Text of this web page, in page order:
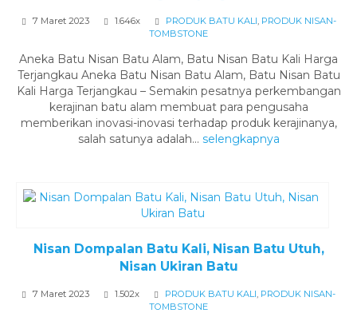
7 Maret 2023 1.646x PRODUK BATU KALI, PRODUK NISAN-
TOMBSTONE
Aneka Batu Nisan Batu Alam, Batu Nisan Batu Kali Harga
Terjangkau Aneka Batu Nisan Batu Alam, Batu Nisan Batu
Kali Harga Terjangkau – Semakin pesatnya perkembangan
kerajinan batu alam membuat para pengusaha
memberikan inovasi-inovasi terhadap produk kerajinanya,
salah satunya adalah... selengkapnya
Nisan Dompalan Batu Kali, Nisan Batu Utuh,
Nisan Ukiran Batu
7 Maret 2023 1.502x PRODUK BATU KALI, PRODUK NISAN-
TOMBSTONE